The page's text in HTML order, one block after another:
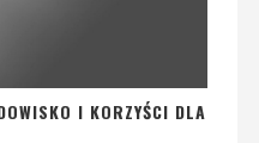
I KORZYŚCI DLA